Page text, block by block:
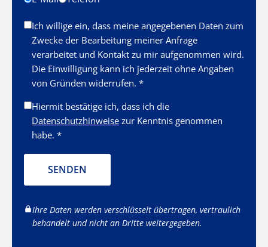
Ich willige ein, dass meine angegebenen Daten zum
Zwecke der Bearbeitung meiner Anfrage
verarbeitet und Kontakt zu mir aufgenommen wird.
Die Einwilligung kann ich jederzeit ohne Angaben
von Gründen widerrufen. *
Hiermit bestätige ich, dass ich die
Datenschutzhinweise zur Kenntnis genommen
habe. *
SENDEN
Ihre Daten werden verschlüsselt übertragen, vertraulich
behandelt und nicht an Dritte weitergegeben.